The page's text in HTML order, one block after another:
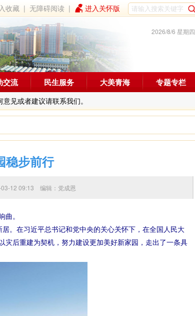
收藏 |无障碍阅读 | 进入关怀版
2026/8/6 星期四
见或者建议请联系我们。
交流 民生服务 大美青海 专题专栏
稳步前行
03-12 09:13 编辑：党成恩
曲。
。在习近平总书记和党中央的关心关怀下，在全国人民大
灾后重建为契机，努力建设更加美好新家园，走出了一条具